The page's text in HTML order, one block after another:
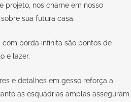
projeto, nos chame em nosso
sua futura casa.
borda infinita são pontos de
e lazer.
e detalhes em gesso reforça a
as esquadrias amplas asseguram